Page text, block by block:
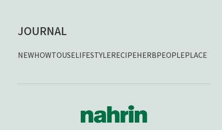
JOURNAL
NEWHOWTOUSELIFESTYLERECIPEHERBPEOPLEPLACE